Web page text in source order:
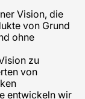
Vision, die
von Grund
ohne
zu
von
entwickeln wir